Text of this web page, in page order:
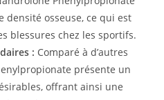
osseuse, ce qui est
blessures chez les sportifs.
: Comparé à d’autres
présente un
offrant ainsi une